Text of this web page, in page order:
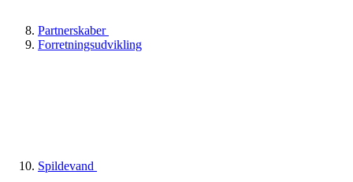
Partnerskaber
Forretningsudvikling
Spildevand